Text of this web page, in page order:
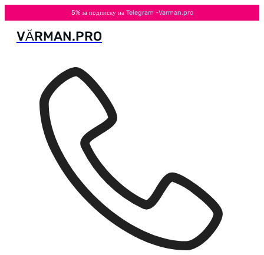
5% за подписку на Telegram -Varman.pro
Перейти
VӐRMAN.PRO